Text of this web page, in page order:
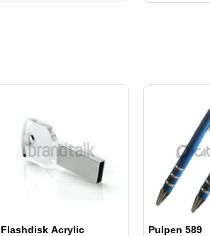
Flashdisk Acrylic
Pulpen 589